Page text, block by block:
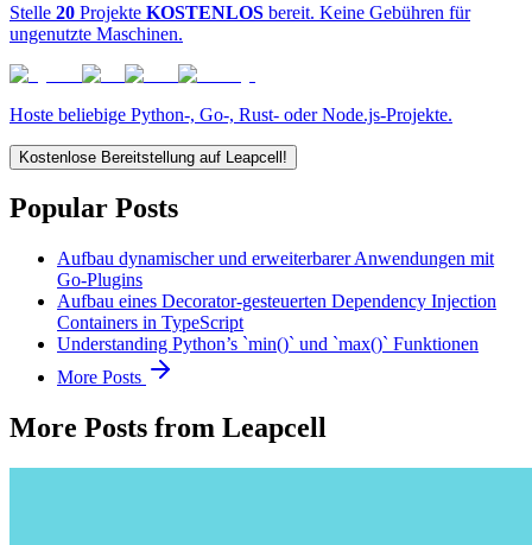
Stelle 20 Projekte KOSTENLOS bereit. Keine Gebühren für
ungenutzte Maschinen.
Hoste beliebige Python-, Go-, Rust- oder Node.js-Projekte.
Kostenlose Bereitstellung auf Leapcell!
Popular Posts
Aufbau dynamischer und erweiterbarer Anwendungen mit
Go-Plugins
Aufbau eines Decorator-gesteuerten Dependency Injection
Containers in TypeScript
Understanding Python’s `min()` und `max()` Funktionen
More Posts
More Posts from Leapcell